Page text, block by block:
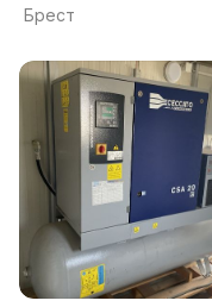
Брест